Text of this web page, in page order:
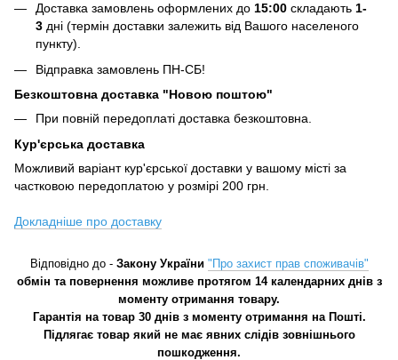
Доставка замовлень оформлених до 15:00 складають 1-
3 дні (термін доставки залежить від Вашого населеного
пункту).
Відправка замовлень ПН-СБ!
Безкоштовна доставка "Новою поштою"
При повній передоплаті доставка безкоштовна.
Кур'єрська доставка
Можливий варіант кур'єрської доставки у вашому місті за
частковою передоплатою у розмірі 200 грн.
Докладніше про доставку
Відповідно до - Закону України "Про захист прав споживачів"
обмін та повернення можливе протягом 14 календарних днів з
моменту отримання товару.
Гарантія на товар 30 днів з моменту отримання на Пошті.
Підлягає товар який не має явних слідів зовнішнього
пошкодження.